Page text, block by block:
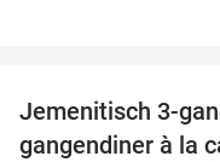
Jemenitisch 3-
gangendiner à la